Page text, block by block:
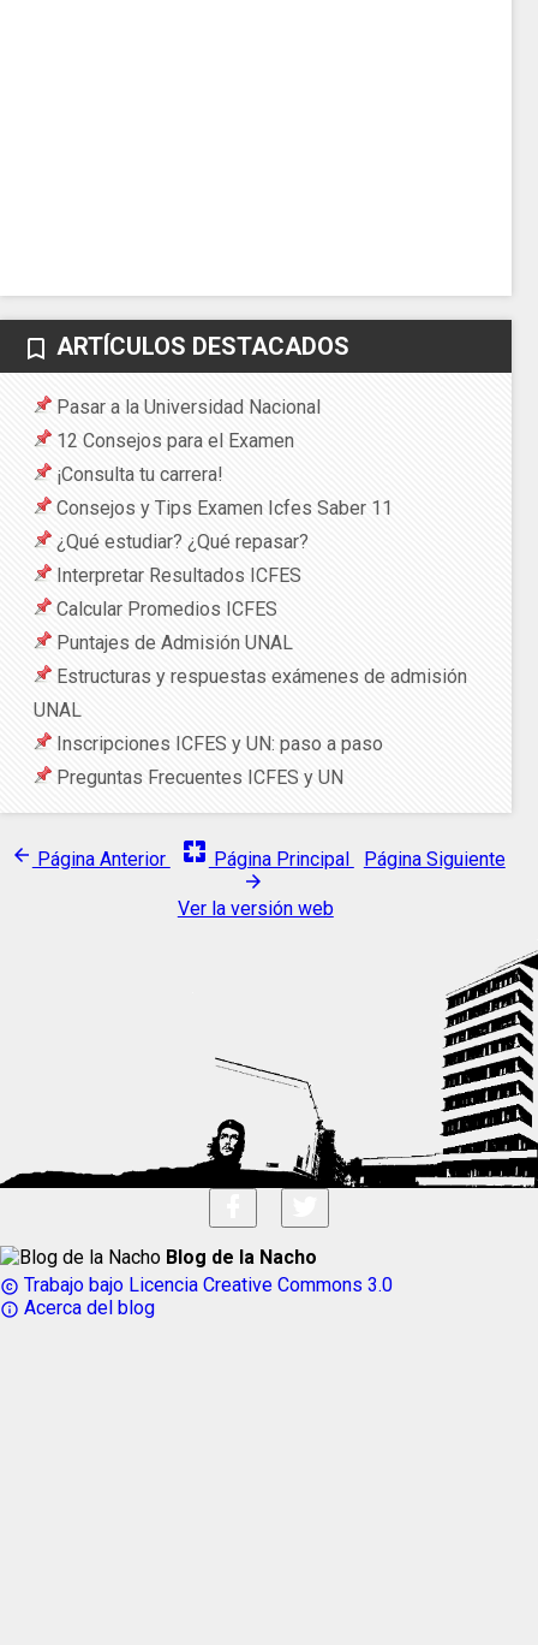
bookmark_border ARTÍCULOS DESTACADOS
Pasar a la Universidad Nacional
12 Consejos para el Examen
¡Consulta tu carrera!
Consejos y Tips Examen Icfes Saber 11
¿Qué estudiar? ¿Qué repasar?
Interpretar Resultados ICFES
Calcular Promedios ICFES
Puntajes de Admisión UNAL
Estructuras y respuestas exámenes de admisión
UNAL
Inscripciones ICFES y UN: paso a paso
Preguntas Frecuentes ICFES y UN
arrow_back Página Anterior pages Página Principal Página Siguiente
arrow_forward
Ver la versión web
Blog de la Nacho
copyright Trabajo bajo Licencia Creative Commons 3.0
info_outline Acerca del blog